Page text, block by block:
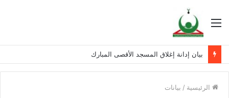
القائمة
بيان إدانة إغلاق المسجد الأقصى المبارك
الرئيسية / بيانات